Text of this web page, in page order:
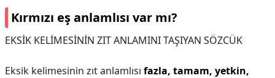
Kırmızı eş anlamlısı var mı?
EKSİK KELİMESİNİN ZIT ANLAMINI TAŞIYAN SÖZCÜK
Eksik kelimesinin zıt anlamlısı fazla, tamam, yetkin,